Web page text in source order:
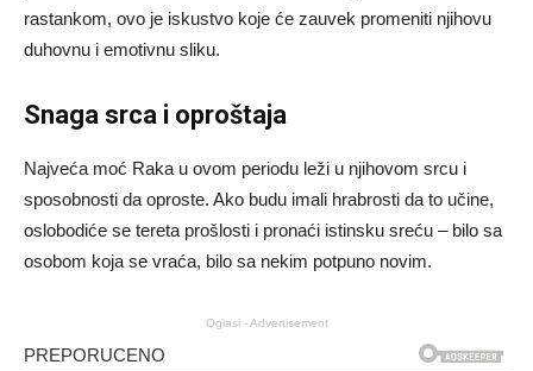
rastankom, ovo je iskustvo koje će zauvek promeniti njihovu
duhovnu i emotivnu sliku.
Snaga srca i oproštaja
Najveća moć Raka u ovom periodu leži u njihovom srcu i
sposobnosti da oproste. Ako budu imali hrabrosti da to učine,
oslobodiće se tereta prošlosti i pronaći istinsku sreću – bilo sa
osobom koja se vraća, bilo sa nekim potpuno novim.
Oglasi - Advertisement